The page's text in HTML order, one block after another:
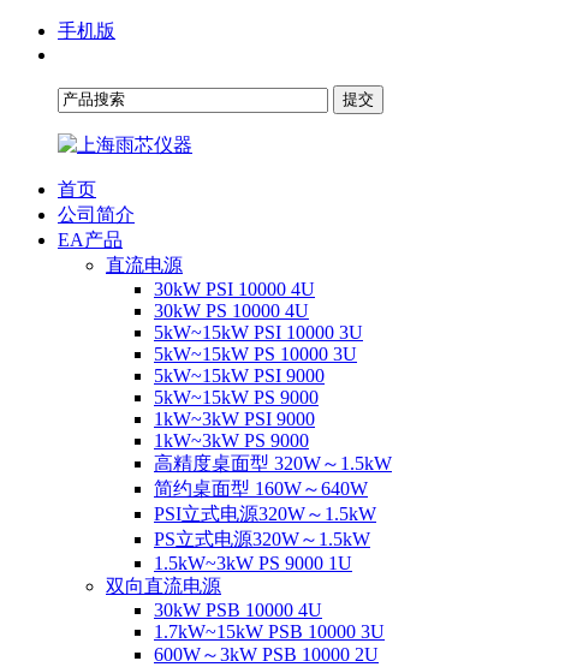
手机版
首页
公司简介
EA产品
直流电源
30kW PSI 10000 4U
30kW PS 10000 4U
5kW~15kW PSI 10000 3U
5kW~15kW PS 10000 3U
5kW~15kW PSI 9000
5kW~15kW PS 9000
1kW~3kW PSI 9000
1kW~3kW PS 9000
高精度桌面型 320W～1.5kW
简约桌面型 160W～640W
PSI立式电源320W～1.5kW
PS立式电源320W～1.5kW
1.5kW~3kW PS 9000 1U
双向直流电源
30kW PSB 10000 4U
1.7kW~15kW PSB 10000 3U
600W～3kW PSB 10000 2U